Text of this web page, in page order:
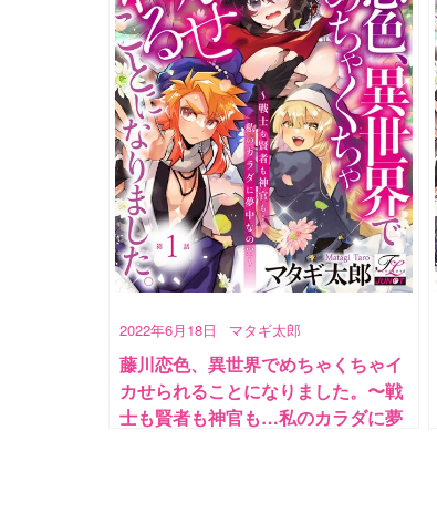
2022年6月18日 マタギ太郎
藤川恋色、異世界でめちゃくちゃイ
カせられることになりました。〜戦
士も賢者も神官も…私のカラダに夢